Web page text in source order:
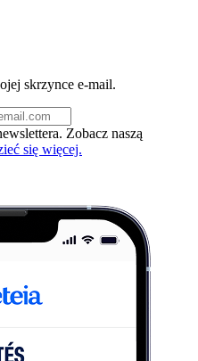
skrzynce e-mail.
Zobacz naszą
się więcej.